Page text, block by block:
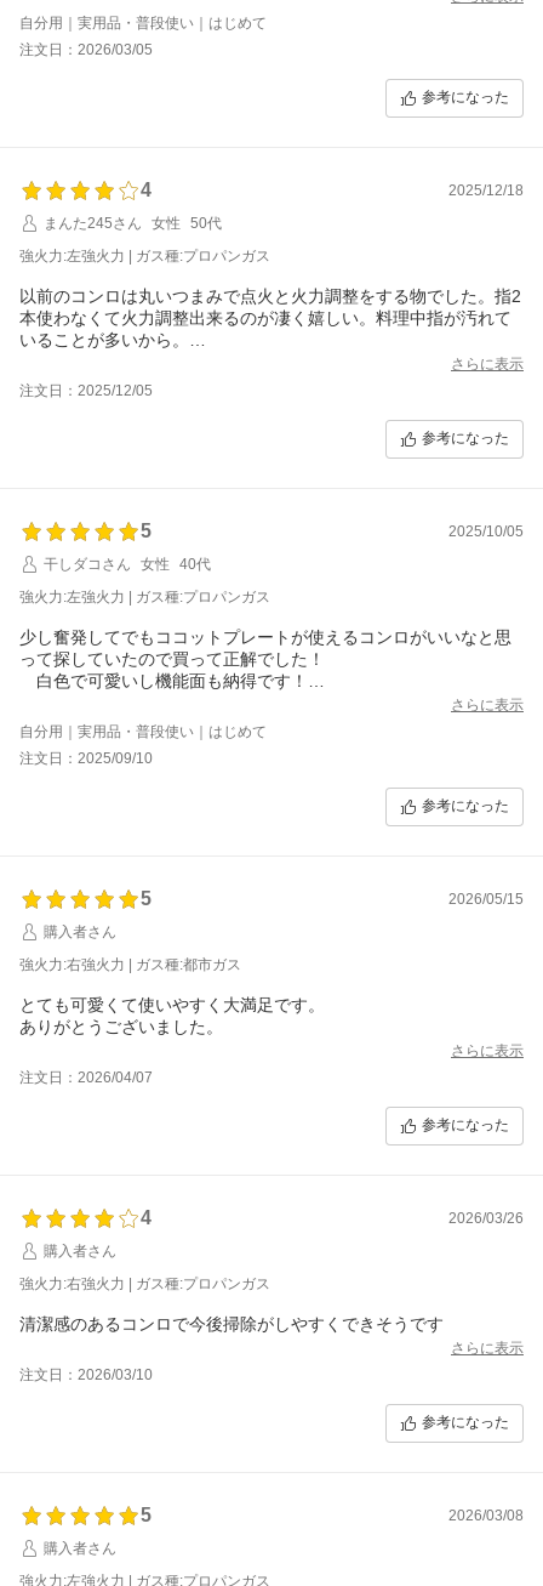
みです。
自分用｜実用品・普段使い｜はじめて
注文日：2026/03/05
参考になった
4
2025/12/18
まんた245さん
女性
50代
強火力:左強火力 | ガス種:プロパンガス
以前のコンロは丸いつまみで点火と火力調整をする物でした。指2
本使わなくて火力調整出来るのが凄く嬉しい。料理中指が汚れて
いることが多いから。
15年振りの買い替えですが、火力もアップした感じです。ココッ
トグリルも使いやすいです。魚焼きも自動でいい感じに焼けまし
た。
グリル排気口に油ハネやゴミが落ちるのが嫌なのでカバーが有れ
さらに表示
注文日：2025/12/05
参考になった
5
2025/10/05
干しダコさん
女性
40代
強火力:左強火力 | ガス種:プロパンガス
少し奮発してでもココットプレートが使えるコンロがいいなと思
って探していたので買って正解でした！
白色で可愛いし機能面も納得です！
ゴムホースは付いてないので購入する方は気を付けてください。
さらに表示
自分用｜実用品・普段使い｜はじめて
注文日：2025/09/10
参考になった
5
2026/05/15
購入者さん
強火力:右強火力 | ガス種:都市ガス
とても可愛くて使いやすく大満足です。
ありがとうございました。
さらに表示
注文日：2026/04/07
参考になった
4
2026/03/26
購入者さん
強火力:右強火力 | ガス種:プロパンガス
清潔感のあるコンロで今後掃除がしやすくできそうです
さらに表示
注文日：2026/03/10
参考になった
5
2026/03/08
購入者さん
強火力:左強火力 | ガス種:プロパンガス